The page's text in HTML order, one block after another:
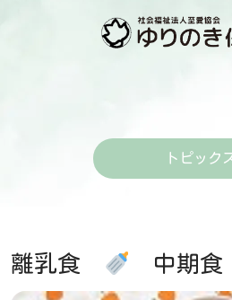
トピック
離乳食 中期食